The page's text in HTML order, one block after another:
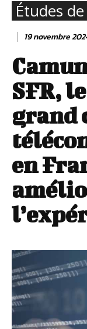
Études
19 novembre
SFR,
grand
en